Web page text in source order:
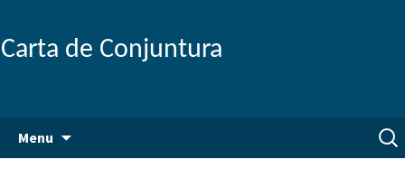
Carta de Conjuntura
Menu
por: